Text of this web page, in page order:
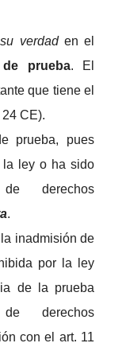
su verdaden el
prueba. El
que tiene el
CE).
prueba, pues
la ley o ha sido
derechos
.
inadmisión de
por la ley
de la prueba
derechos
con el art. 11